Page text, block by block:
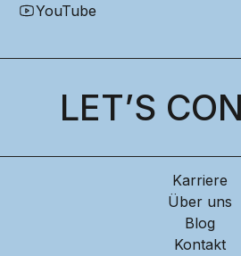
YouTube
LET’S
Karriere
Über uns
Blog
Kontakt